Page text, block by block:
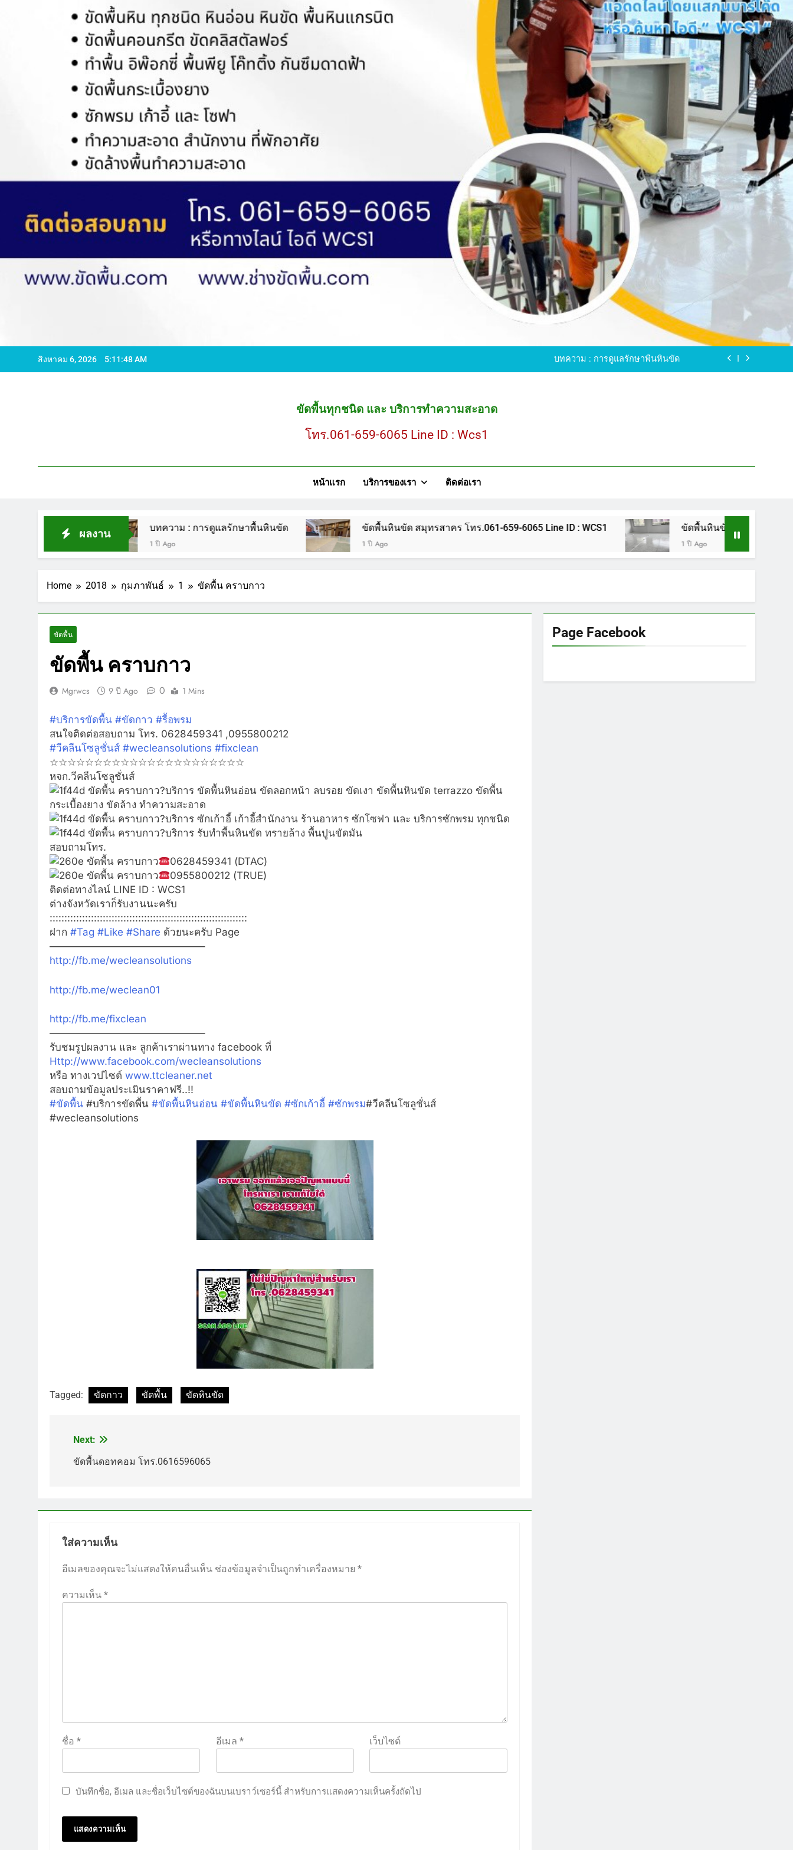
สิงหาคม 6, 2026 5:11:49 AM
ขัดพื้นหินขัด อบต.แหลมบัวนครปฐม
ขัดพื้นหินอ่อน โทร.0616596065 ไลน์ WCS1
บทความ : การดูแลรักษาพื้นหินขัด
ขัดพื้นหินขัด สมุทรสาคร โทร.061-659-6065 Line ID : WCS1
ขัดพื้นหินขัด สมุทรสาคร โทร.061-659-6065 Line ID : WCS1
ขัดพื้นทุกชนิด และ บริการทำความสะอาด
โทร.061-659-6065 Line ID : Wcs1
หน้าแรก บริการของเรา ติดต่อเรา
ผลงาน
บทความ : การดูแลรักษาพื้นหินขัด ขัดพื้นหินขัด สมุทรสาคร โทร.061-659-6065 Line ID : WCS1 ขัดพื้นหินขัด อบต.แหลมบัวนครปฐม
1 ปี Ago
Home 2018 กุมภาพันธ์ 1 ขัดพื้น คราบกาว
ขัดพื้น
ขัดพื้น คราบกาว
Mgrwcs 9 ปี Ago 0 1 Mins
#บริการขัดพื้น #ขัดกาว #รื้อพรม
สนใจติดต่อสอบถาม โทร. 0628459341 ,0955800212
#วีคลีนโซลูชั่นส์ #wecleansolutions #fixclean
☆☆☆☆☆☆☆☆☆☆☆☆☆☆☆☆☆☆☆☆☆☆
หจก.วีคลีนโซลูชั่นส์
?บริการ ขัดพื้นหินอ่อน ขัดลอกหน้า ลบรอย ขัดเงา ขัดพื้นหินขัด terrazzo ขัดพื้น
กระเบื้องยาง ขัดล้าง ทำความสะอาด
?บริการ ซักเก้าอี้ เก้าอี้สำนักงาน ร้านอาหาร ซักโซฟา และ บริการซักพรม ทุกชนิด
?บริการ รับทำพื้นหินขัด ทรายล้าง พื้นปูนขัดมัน
สอบถามโทร.
0628459341 (DTAC)
0955800212 (TRUE)
ติดต่อทางไลน์ LINE ID : WCS1
ต่างจังหวัดเราก็รับงานนะครับ
:::::::::::::::::::::::::::::::::::::::::::::::::::::::::::::::::::
ฝาก #Tag #Like #Share ด้วยนะครับ Page
———————————————–
http://fb.me/wecleansolutions
http://fb.me/weclean01
http://fb.me/fixclean
———————————————–
รับชมรูปผลงาน และ ลูกค้าเราผ่านทาง facebook ที่
Http://www.facebook.com/wecleansolutions
หรือ ทางเวปไซต์ www.ttcleaner.net
สอบถามข้อมูลประเมินราคาฟรี..!!
#ขัดพื้น #บริการขัดพื้น #ขัดพื้นหินอ่อน #ขัดพื้นหินขัด #ซักเก้าอี้ #ซักพรม#วีคลีนโซลูชั่นส์
#wecleansolutions
Tagged: ขัดกาว ขัดพื้น ขัดหินขัด
แนะแนว
เรื่อง
Next:
ขัดพื้นดอทคอม โทร.0616596065
ใส่ความเห็น
อีเมลของคุณจะไม่แสดงให้คนอื่นเห็น ช่องข้อมูลจำเป็นถูกทำเครื่องหมาย *
ความเห็น *
ชื่อ * อีเมล * เว็บไซต์
บันทึกชื่อ, อีเมล และชื่อเว็บไซต์ของฉันบนเบราว์เซอร์นี้ สำหรับการแสดงความเห็นครั้งถัดไป
Page Facebook